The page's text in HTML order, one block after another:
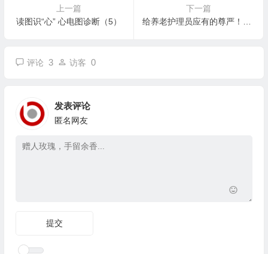
上一篇
读图识“心” 心电图诊断（5）
下一篇
评论 3 访客 0
发表评论
匿名网友